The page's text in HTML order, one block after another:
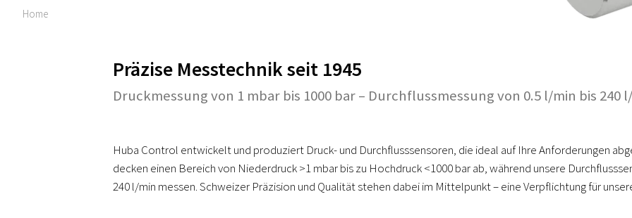
Home
Präzise Messtechnik seit 1945
Druckmessung von 1 mbar bis 1000 bar – Durchflussmessung von 0.5 l/min bis 240
Huba Control entwickelt und produziert Druck- und Durchflusssensoren, die ideal auf Ihre Anforderungen
decken einen Bereich von Niederdruck >1 mbar bis zu Hochdruck <1000 bar ab, während unsere
240 l/min messen. Schweizer Präzision und Qualität stehen dabei im Mittelpunkt – eine Verpflichtung für